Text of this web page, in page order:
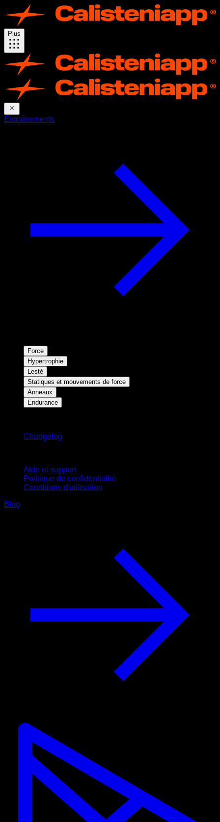
Plus
Entraînements
Force
Hypertrophie
Lesté
Statiques et mouvements de force
Anneaux
Endurance
Changelog
Aide et support
Politique de confidentialité
Conditions d'utilisation
Blog